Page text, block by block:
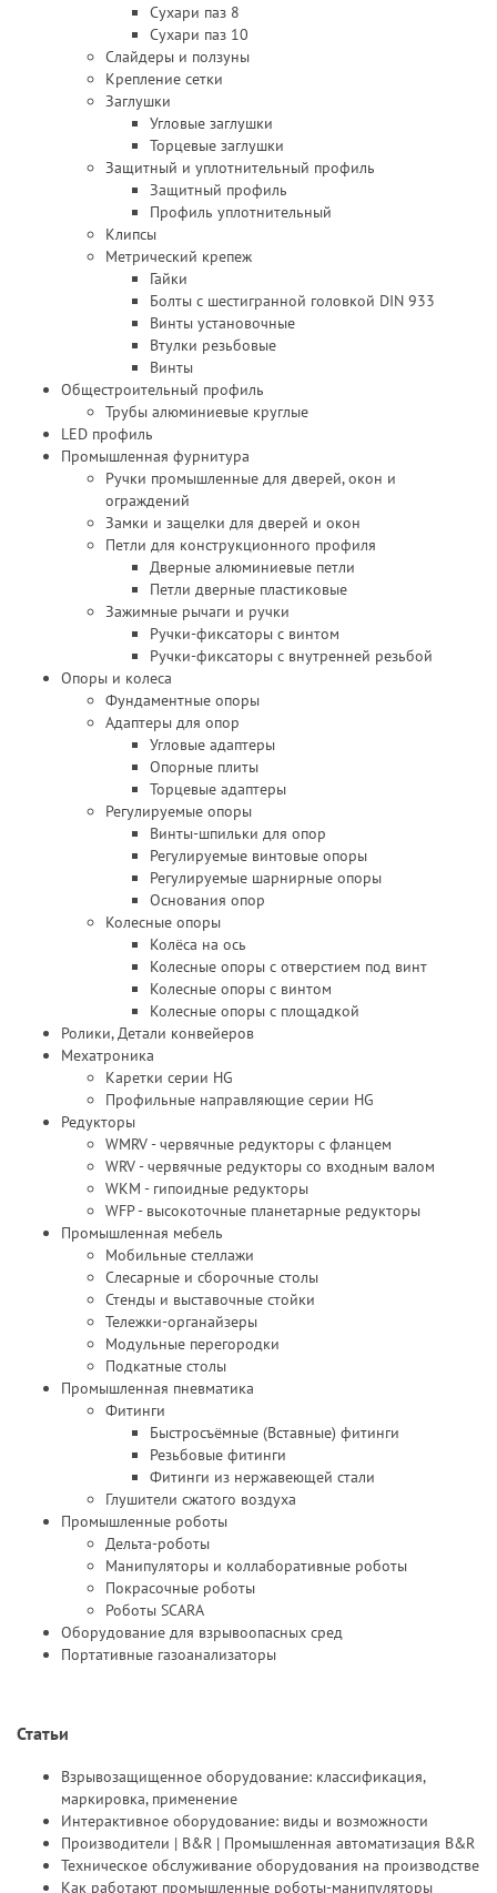
Сухари паз 8
Сухари паз 10
Слайдеры и ползуны
Крепление сетки
Заглушки
Угловые заглушки
Торцевые заглушки
Защитный и уплотнительный профиль
Защитный профиль
Профиль уплотнительный
Клипсы
Метрический крепеж
Гайки
Болты с шестигранной головкой DIN 933
Винты установочные
Втулки резьбовые
Винты
Общестроительный профиль
Трубы алюминиевые круглые
LED профиль
Промышленная фурнитура
Ручки промышленные для дверей, окон и
ограждений
Замки и защелки для дверей и окон
Петли для конструкционного профиля
Дверные алюминиевые петли
Петли дверные пластиковые
Зажимные рычаги и ручки
Ручки-фиксаторы c винтом
Ручки-фиксаторы c внутренней резьбой
Опоры и колеса
Фундаментные опоры
Адаптеры для опор
Угловые адаптеры
Опорные плиты
Торцевые адаптеры
Регулируемые опоры
Винты-шпильки для опор
Регулируемые винтовые опоры
Регулируемые шарнирные опоры
Основания опор
Колесные опоры
Колёса на ось
Колесные опоры с отверстием под винт
Колесные опоры с винтом
Колесные опоры с площадкой
Ролики, Детали конвейеров
Мехатроника
Каретки серии HG
Профильные направляющие серии HG
Редукторы
WMRV - червячные редукторы с фланцем
WRV - червячные редукторы со входным валом
WKM - гипоидные редукторы
WFP - высокоточные планетарные редукторы
Промышленная мебель
Мобильные стеллажи
Слесарные и сборочные столы
Стенды и выставочные стойки
Тележки-органайзеры
Модульные перегородки
Подкатные столы
Промышленная пневматика
Фитинги
Быстросъёмные (Вставные) фитинги
Резьбовые фитинги
Фитинги из нержавеющей стали
Глушители сжатого воздуха
Промышленные роботы
Дельта-роботы
Манипуляторы и коллаборативные роботы
Покрасочные роботы
Роботы SCARA
Оборудование для взрывоопасных сред
Портативные газоанализаторы
Статьи
Взрывозащищенное оборудование: классификация,
маркировка, применение
Интерактивное оборудование: виды и возможности
Производители | B&R | Промышленная автоматизация B&R
Техническое обслуживание оборудования на производстве
Как работают промышленные роботы-манипуляторы